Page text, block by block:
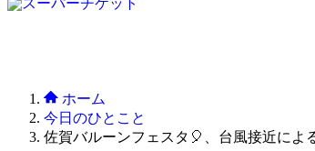
ホーム
今日のひとこと
佐賀バルーンフェスタ🎈、台風接近によ